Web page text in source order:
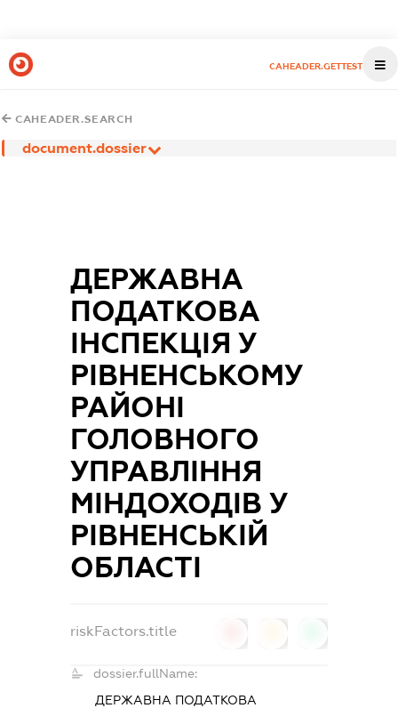
CAHEADER.GETTEST
CAHEADER.SEARCH
document.dossier
ДЕРЖАВНА
ПОДАТКОВА
ІНСПЕКЦІЯ У
РІВНЕНСЬКОМУ
РАЙОНІ
ГОЛОВНОГО
УПРАВЛІННЯ
МІНДОХОДІВ У
РІВНЕНСЬКІЙ
ОБЛАСТІ
riskFactors.title
dossier.fullName:
ДЕРЖАВНА ПОДАТКОВА